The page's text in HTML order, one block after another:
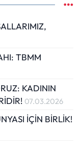
TBMM
KADININ
07.03.2026
İÇİN BİRLİK!